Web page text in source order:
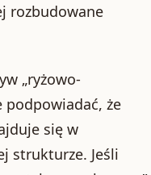
rozbudowane
„ryżowo-
podpowiadać, że
się w
strukturze. Jeśli